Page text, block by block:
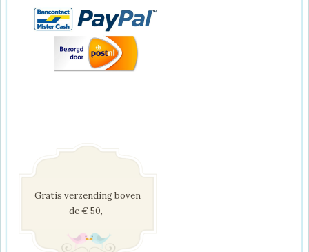
Gratis verzending boven
de € 50,-